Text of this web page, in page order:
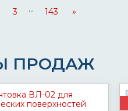
3 ... 143 »
ПРОДАЖ